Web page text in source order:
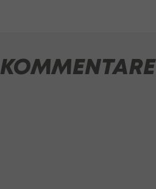
KOMMENTARE